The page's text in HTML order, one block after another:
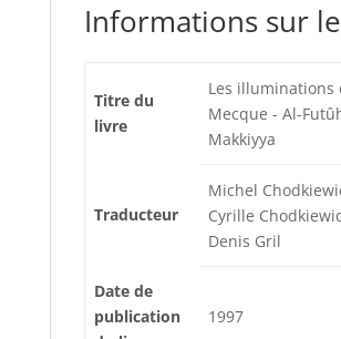
Informations sur
Titre du
livre
Les illuminations
Mecque - Al-
Makkiyya
Traducteur
Michel
Cyrille
Denis Gril
Date de
publication
1997